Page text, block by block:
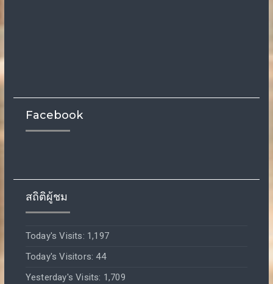
Facebook
สถิติผู้ชม
Today's Visits: 1,197
Today's Visitors:44
Yesterday's Visits: 1,709